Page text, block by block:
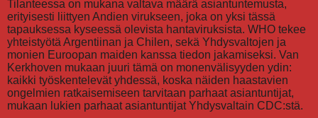
Tilanteessa on mukana valtava määrä asiantuntemusta,
erityisesti liittyen Andien virukseen, joka on yksi tässä
tapauksessa kyseessä olevista hantaviruksista. WHO tekee
yhteistyötä Argentiinan ja Chilen, sekä Yhdysvaltojen ja
monien Euroopan maiden kanssa tiedon jakamiseksi. Van
Kerkhoven mukaan juuri tämä on monenvälisyyden ydin:
kaikki työskentelevät yhdessä, koska näiden haastavien
ongelmien ratkaisemiseen tarvitaan parhaat asiantuntijat,
mukaan lukien parhaat asiantuntijat Yhdysvaltain CDC:stä.